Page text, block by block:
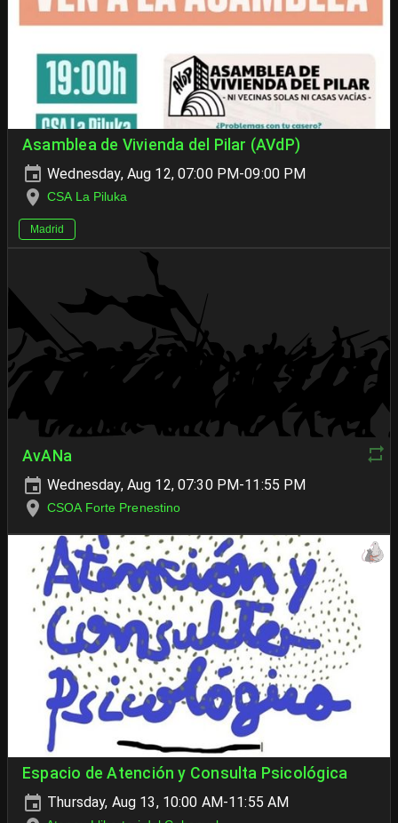
Asamblea de Vivienda del Pilar (AVdP)
Wednesday, Aug 12, 07:00 PM-09:00 PM
CSA La Piluka
Madrid
AvANa
Wednesday, Aug 12, 07:30 PM-11:55 PM
CSOA Forte Prenestino
Espacio de Atención y Consulta Psicológica
Thursday, Aug 13, 10:00 AM-11:55 AM